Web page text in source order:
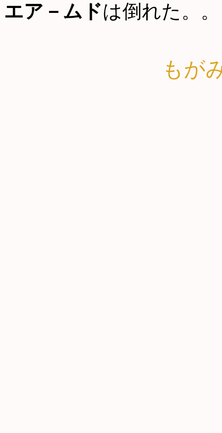
エア－ムドは倒れた。。
もが